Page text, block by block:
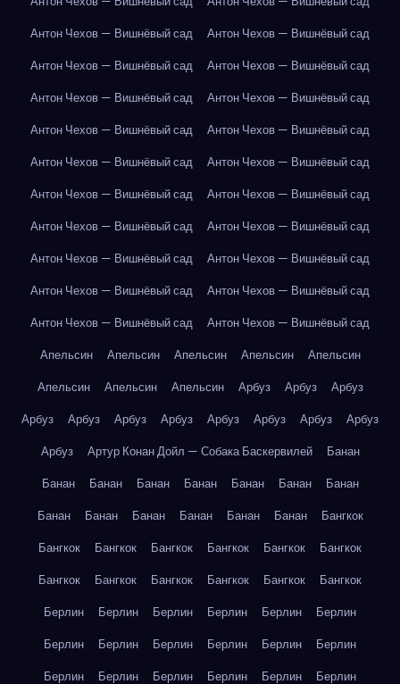
Антон Чехов — Вишнёвый сад
Антон Чехов — Вишнёвый сад
Антон Чехов — Вишнёвый сад
Антон Чехов — Вишнёвый сад
Антон Чехов — Вишнёвый сад
Антон Чехов — Вишнёвый сад
Антон Чехов — Вишнёвый сад
Антон Чехов — Вишнёвый сад
Антон Чехов — Вишнёвый сад
Антон Чехов — Вишнёвый сад
Антон Чехов — Вишнёвый сад
Антон Чехов — Вишнёвый сад
Антон Чехов — Вишнёвый сад
Антон Чехов — Вишнёвый сад
Антон Чехов — Вишнёвый сад
Антон Чехов — Вишнёвый сад
Антон Чехов — Вишнёвый сад
Антон Чехов — Вишнёвый сад
Антон Чехов — Вишнёвый сад
Антон Чехов — Вишнёвый сад
Апельсин
Апельсин Апельсин Апельсин
Апельсин
Апельсин
Апельсин Апельсин Арбуз Арбуз
Арбуз
Арбуз
Арбуз Арбуз Арбуз Арбуз Арбуз Арбуз
Арбуз
Арбуз
Артур Конан Дойл — Собака Баскервилей
Банан
Банан
Банан Банан Банан Банан Банан
Банан
Банан
Банан Банан Банан Банан Банан
Бангкок
Бангкок
Бангкок Бангкок Бангкок Бангкок
Бангкок
Бангкок
Бангкок Бангкок Бангкок Бангкок
Бангкок
Берлин
Берлин Берлин Берлин Берлин
Берлин
Берлин
Берлин Берлин Берлин Берлин
Берлин
Берлин
Берлин Берлин Берлин Берлин
Берлин